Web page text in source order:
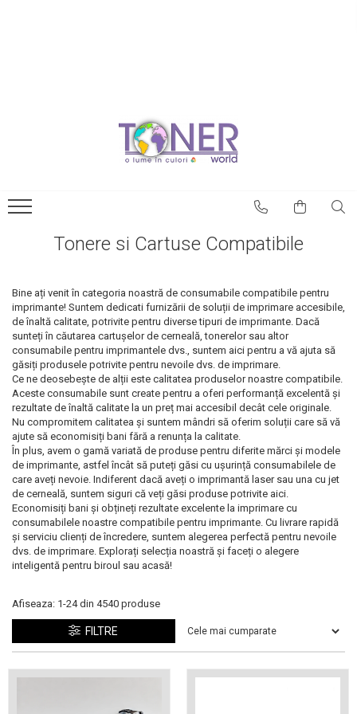
Riboane
Prima comună cu case
magneților?
imprimantele 3D pentru a
imprimantele 3D pentru
decorarea casei
Catedrala Notre Dame ar
putea fi renovată cu
ajutorul unui printer 3D
Dezvoltarea pieții de
imprimante 3D folosite în
industria stomatologică
Evaluarea strategiei de
piață a imprimantelor 3D
până în 2026
Fericirea – starea care nu
poate fi amânată
Cum îți poți îngriji
imprimanta?
Imprimarea 3d în România
și adevăruri. Unde se
reciclează hârtia în
România?
Fotografi care ne
demonstrează că nu avem
nevoie de echipament
fotografii bune
Care tip de imprimantă e
Tonere si Cartuse Compatibile
Bine ați venit în categoria noastră de consumabile compatibile pentru
imprimante! Suntem dedicati furnizării de soluții de imprimare accesibile,
de înaltă calitate, potrivite pentru diverse tipuri de imprimante. Dacă
sunteți în căutarea cartușelor de cerneală, tonerelor sau altor
consumabile pentru imprimantele dvs., suntem aici pentru a vă ajuta să
găsiți produsele potrivite pentru nevoile dvs. de imprimare.
Ce ne deosebește de alții este calitatea produselor noastre compatibile.
Aceste consumabile sunt create pentru a oferi performanță excelentă și
rezultate de înaltă calitate la un preț mai accesibil decât cele originale.
Nu compromitem calitatea și suntem mândri să oferim soluții care să vă
ajute să economisiți bani fără a renunța la calitate.
În plus, avem o gamă variată de produse pentru diferite mărci și modele
de imprimante, astfel încât să puteți găsi cu ușurință consumabilele de
care aveți nevoie. Indiferent dacă aveți o imprimantă laser sau una cu jet
de cerneală, suntem siguri că veți găsi produse potrivite aici.
Economisiți bani și obțineți rezultate excelente la imprimare cu
consumabilele noastre compatibile pentru imprimante. Cu livrare rapidă
și serviciu clienți de încredere, suntem alegerea perfectă pentru nevoile
dvs. de imprimare. Explorați selecția noastră și faceți o alegere
inteligentă pentru biroul sau acasă!
Afiseaza: 1-24din 4540 produse
FILTRE